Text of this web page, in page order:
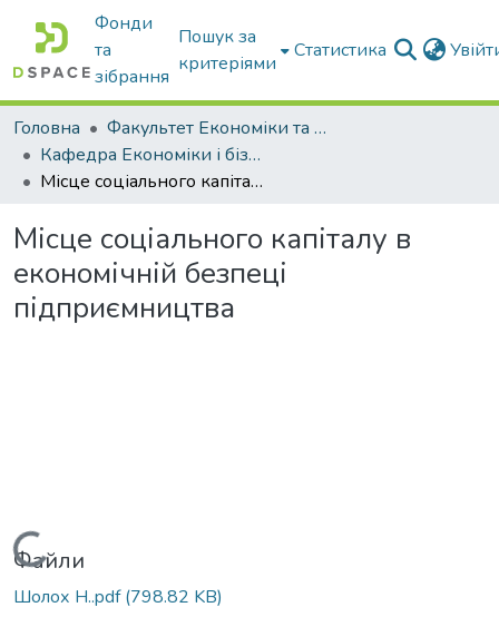
Фонди
та
зібрання
Пошук за
критеріями
Статистика
Головна
Факультет Економіки та бізнесу
Кафедра Економіки і бізнесу
Місце соціального капіталу в економічній безпеці підприємництва
Місце соціального капіталу в
економічній безпеці
підприємництва
Вантажиться...
Файли
Шолох Н..pdf(798.82 KB)